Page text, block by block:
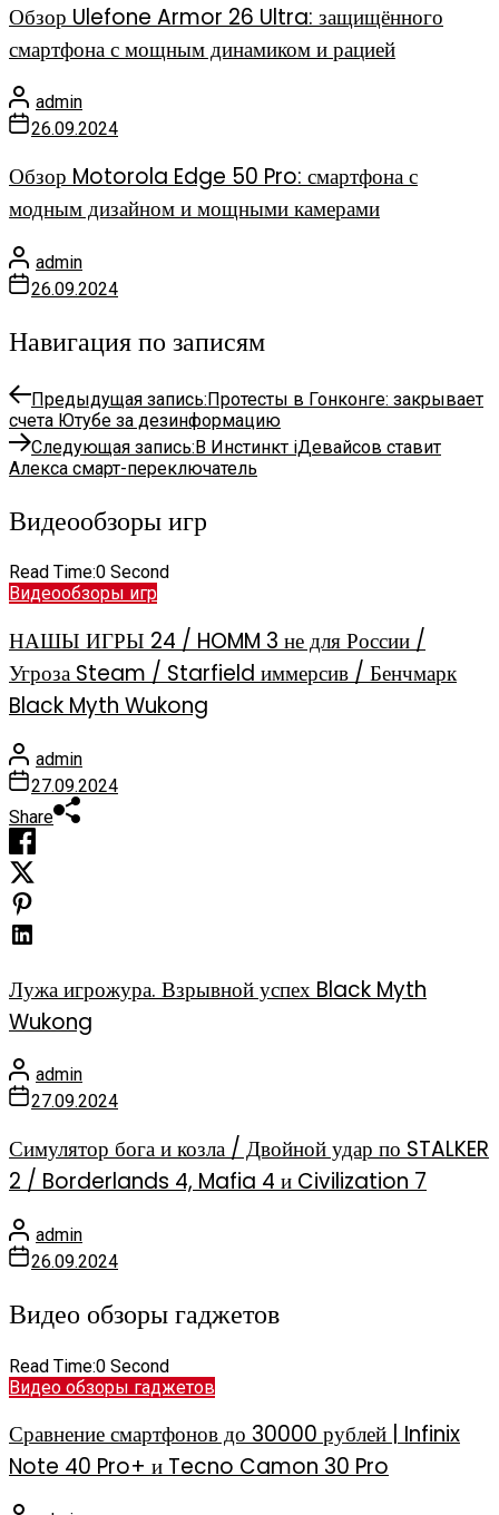
Обзор Ulefone Armor 26 Ultra: защищённого
смартфона с мощным динамиком и рацией
admin
26.09.2024
Обзор Motorola Edge 50 Pro: смартфона с
модным дизайном и мощными камерами
admin
26.09.2024
Навигация по записям
Предыдущая запись:Протесты в Гонконге: закрывает
счета Ютубе за дезинформацию
Следующая запись:В Инстинкт іДевайсов ставит
Алекса смарт-переключатель
Видеообзоры игр
Read Time:0 Second
Видеообзоры игр
НАШЫ ИГРЫ 24 / HOMM 3 не для России /
Угроза Steam / Starfield иммерсив / Бенчмарк
Black Myth Wukong
admin
27.09.2024
Share
Лужа игрожура. Взрывной успех Black Myth
Wukong
admin
27.09.2024
Симулятор бога и козла / Двойной удар по STALKER
2 / Borderlands 4, Mafia 4 и Civilization 7
admin
26.09.2024
Видео обзоры гаджетов
Read Time:0 Second
Видео обзоры гаджетов
Сравнение смартфонов до 30000 рублей | Infinix
Note 40 Pro+ и Tecno Camon 30 Pro